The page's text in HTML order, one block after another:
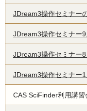
JDream3操作セミナー
JDream3操作セミナー
JDream3操作セミナー
JDream3操作セミナー
CAS SciFinder利用講